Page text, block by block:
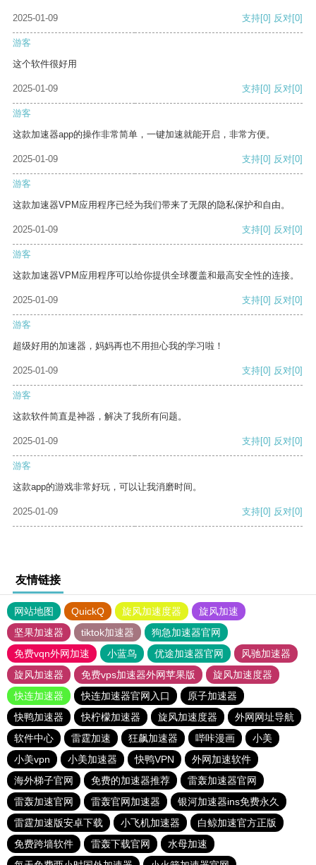
2025-01-09 支持[0] 反对[0]
游客
这个软件很好用
2025-01-09 支持[0] 反对[0]
游客
这款加速器app的操作非常简单，一键加速就能开启，非常方便。
2025-01-09 支持[0] 反对[0]
游客
这款加速器VPM应用程序已经为我们带来了无限的隐私保护和自由。
2025-01-09 支持[0] 反对[0]
游客
这款加速器VPM应用程序可以给你提供全球覆盖和最高安全性的连接。
2025-01-09 支持[0] 反对[0]
游客
超级好用的加速器，妈妈再也不用担心我的学习啦！
2025-01-09 支持[0] 反对[0]
游客
这款软件简直是神器，解决了我所有问题。
2025-01-09 支持[0] 反对[0]
游客
这款app的游戏非常好玩，可以让我消磨时间。
2025-01-09 支持[0] 反对[0]
友情链接
网站地图 QuickQ 旋风加速度器
旋风加速
坚果加速器
tiktok加速器
狗急加速器官网
免费vqn外网加速
小蓝鸟 优途加速器官网
风驰加速器
旋风加速器
免费vps加速器外网苹果版
旋风加速度器
快连加速器
快连加速器官网入口
原子加速器
快鸭加速器
快柠檬加速器 旋风加速度器
外网网址导航
软件中心
雷霆加速 狂飙加速器 哔咔漫画
小美
小美vpn
小美加速器 快鸭VPN
外网加速软件
海外梯子官网
免费的加速器推荐
雷轰加速器官网
雷轰加速官网
雷轰官网加速器
银河加速器ins免费永久
雷霆加速版安卓下载
小飞机加速器
白鲸加速官方正版
免费跨墙软件
雷轰下载官网
水母加速